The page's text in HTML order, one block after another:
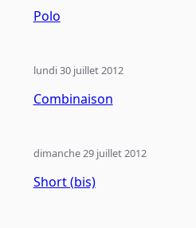
Polo
Combinaison
lundi 30 juillet 2012
Short (bis)
dimanche 29 juillet 2012